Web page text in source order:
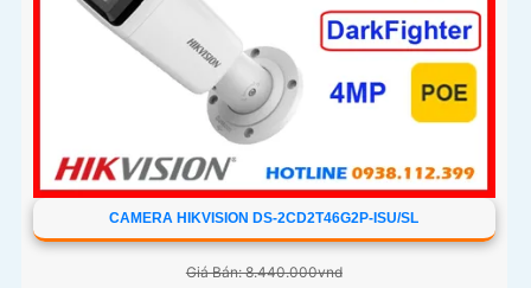
CAMERA HIKVISION DS-2CD2T46G2P-ISU/SL
Giá Bán: 8.440.000vnd